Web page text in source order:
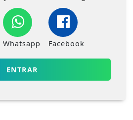
Whatsapp Facebook
ENTRAR